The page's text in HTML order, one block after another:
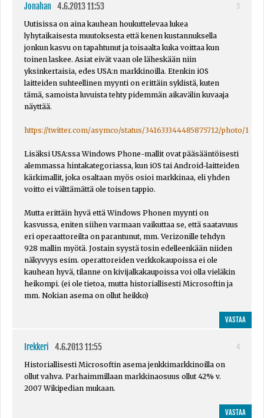
Jonahan 4.6.2013 11:53
3
Uutisissa on aina kauhean houkuttelevaa lukea
lyhytaikaisesta muutoksesta että kenen kustannuksella
jonkun kasvu on tapahtunut ja toisaalta kuka voittaa kun
toinen laskee. Asiat eivät vaan ole läheskään niin
yksinkertaisia, edes USA:n markkinoilla. Etenkin iOS
laitteiden suhteellinen myynti on erittäin syklistä, kuten
tämä, samoista luvuista tehty pidemmän aikavälin kuvaaja
näyttää.
https://twitter.com/asymco/status/341633344485875712/photo/1
Lisäksi USA:ssa Windows Phone-mallit ovat pääsääntöisesti
alemmassa hintakategoriassa, kun iOS tai Android-laitteiden
kärkimallit, joka osaltaan myös osioi markkinaa, eli yhden
voitto ei välttämättä ole toisen tappio.
Mutta erittäin hyvä että Windows Phonen myynti on
kasvussa, eniten siihen varmaan vaikuttaa se, että saatavuus
eri operaattoreilta on parantunut, mm. Verizonille tehdyn
928 mallin myötä. Jostain syystä tosin edelleenkään niiden
näkyvyys esim. operattoreiden verkkokaupoissa ei ole
kauhean hyvä, tilanne on kivijalkakaupoissa voi olla vieläkin
heikompi. (ei ole tietoa, mutta historiallisesti Microsoftin ja
mm. Nokian asema on ollut heikko)
VASTAA
Irekkeri 4.6.2013 11:55
4
Historiallisesti Microsoftin asema jenkkimarkkinoilla on
ollut vahva. Parhaimmillaan markkinaosuus ollut 42% v.
2007 Wikipedian mukaan.
VASTAA